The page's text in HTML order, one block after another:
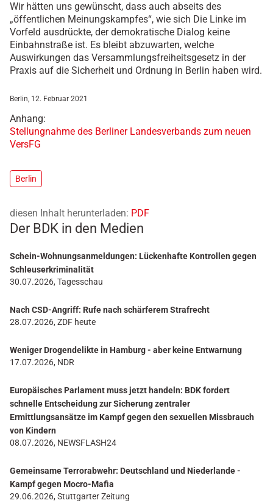
Wir hätten uns gewünscht, dass auch abseits des
„öffentlichen Meinungskampfes“, wie sich Die Linke im
Vorfeld ausdrückte, der demokratische Dialog keine
Einbahnstraße ist. Es bleibt abzuwarten, welche
Auswirkungen das Versammlungsfreiheitsgesetz in der
Praxis auf die Sicherheit und Ordnung in Berlin haben wird.
Berlin, 12. Februar 2021
Anhang:
Stellungnahme des Berliner Landesverbands zum neuen
VersFG
Berlin
diesen Inhalt herunterladen: PDF
Der BDK in den Medien
Schein-Wohnungsanmeldungen: Lückenhafte Kontrollen gegen
Schleuserkriminalität
30.07.2026, Tagesschau
Nach CSD-Angriff: Rufe nach schärferem Strafrecht
28.07.2026, ZDF heute
Weniger Drogendelikte in Hamburg - aber keine Entwarnung
17.07.2026, NDR
Europäisches Parlament muss jetzt handeln: BDK fordert
schnelle Entscheidung zur Sicherung zentraler
Ermittlungsansätze im Kampf gegen den sexuellen Missbrauch
von Kindern
08.07.2026, NEWSFLASH24
Gemeinsame Terrorabwehr: Deutschland und Niederlande -
Kampf gegen Mocro-Mafia
29.06.2026, Stuttgarter Zeitung